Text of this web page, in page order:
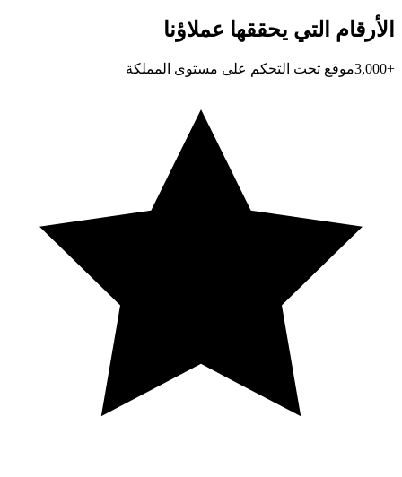
الأرقام التي يحققها عملاؤنا
+3,000 موقع تحت التحكم على مستوى المملكة